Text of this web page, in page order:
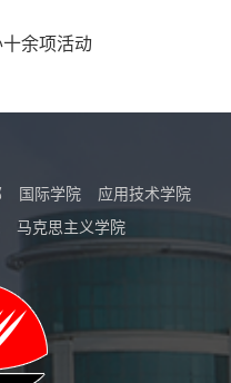
余项活动
国际学院
应用技术学院
马克思主义学院